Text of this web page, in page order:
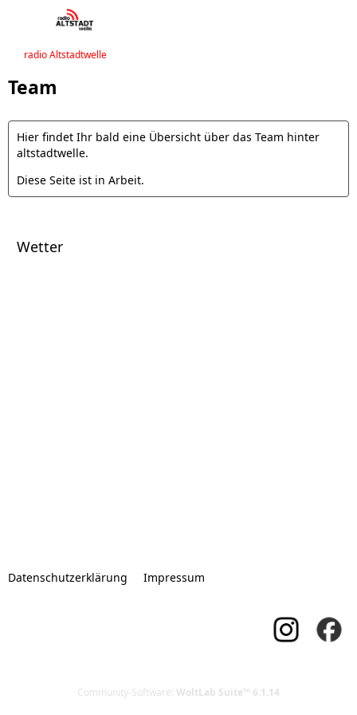
radio Altstadtwelle
Team
Hier findet Ihr bald eine Übersicht über das Team hinter
altstadtwelle.
Diese Seite ist in Arbeit.
Wetter
Datenschutzerklärung Impressum
Community-Software: WoltLab Suite™ 6.1.14